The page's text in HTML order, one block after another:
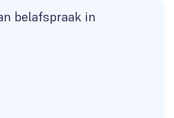
belafspraak in